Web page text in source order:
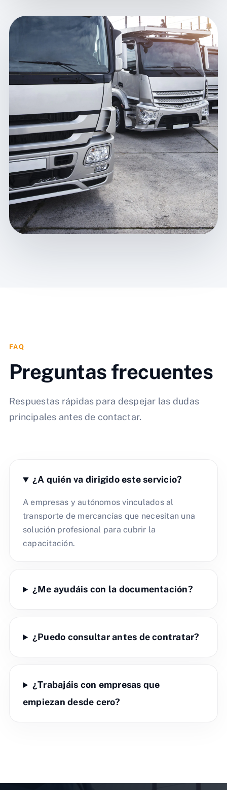
FAQ
Preguntas frecuentes
Respuestas rápidas para despejar las dudas
principales antes de contactar.
¿A quién va dirigido este servicio?
A empresas y autónomos vinculados al
transporte de mercancías que necesitan una
solución profesional para cubrir la
capacitación.
¿Me ayudáis con la documentación?
¿Puedo consultar antes de contratar?
¿Trabajáis con empresas que
empiezan desde cero?